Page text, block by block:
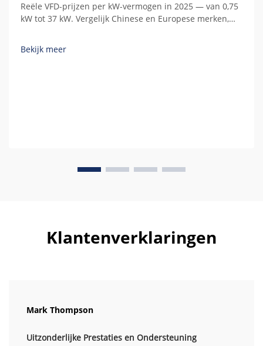
Reële VFD-prijzen per kW-vermogen in 2025 — van 0,75
kW tot 37 kW. Vergelijk Chinese en Europese merken,
bezitkosten.
Bekijk meer
Klantenverklaringen
Mark Thompson
Uitzonderlijke Prestaties en Ondersteuning